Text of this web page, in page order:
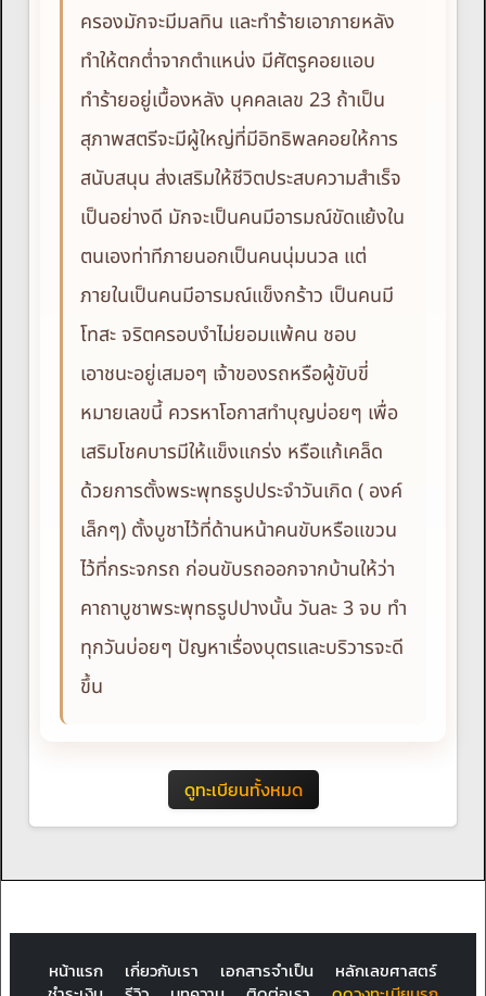
ครองมักจะมีมลทิน และทำร้ายเอาภายหลัง
ทำให้ตกต่ำจากตำแหน่ง มีศัตรูคอยแอบ
ทำร้ายอยู่เบื้องหลัง บุคคลเลข 23 ถ้าเป็น
สุภาพสตรีจะมีผู้ใหญ่ที่มีอิทธิพลคอยให้การ
สนับสนุน ส่งเสริมให้ชีวิตประสบความสำเร็จ
เป็นอย่างดี มักจะเป็นคนมีอารมณ์ขัดแย้งใน
ตนเองท่าทีภายนอกเป็นคนนุ่มนวล แต่
ภายในเป็นคนมีอารมณ์แข็งกร้าว เป็นคนมี
โทสะ จริตครอบงำไม่ยอมแพ้คน ชอบ
เอาชนะอยู่เสมอๆ เจ้าของรถหรือผู้ขับขี่
หมายเลขนี้ ควรหาโอกาสทำบุญบ่อยๆ เพื่อ
เสริมโชคบารมีให้แข็งแกร่ง หรือแก้เคล็ด
ด้วยการตั้งพระพุทธรูปประจำวันเกิด ( องค์
เล็กๆ) ตั้งบูชาไว้ที่ด้านหน้าคนขับหรือแขวน
ไว้ที่กระจกรถ ก่อนขับรถออกจากบ้านให้ว่า
คาถาบูชาพระพุทธรูปปางนั้น วันละ 3 จบ ทำ
ทุกวันบ่อยๆ ปัญหาเรื่องบุตรและบริวารจะดี
ขึ้น
ดูทะเบียนทั้งหมด
หน้าแรก เกี่ยวกับเรา เอกสารจำเป็น
หลักเลขศาสตร์